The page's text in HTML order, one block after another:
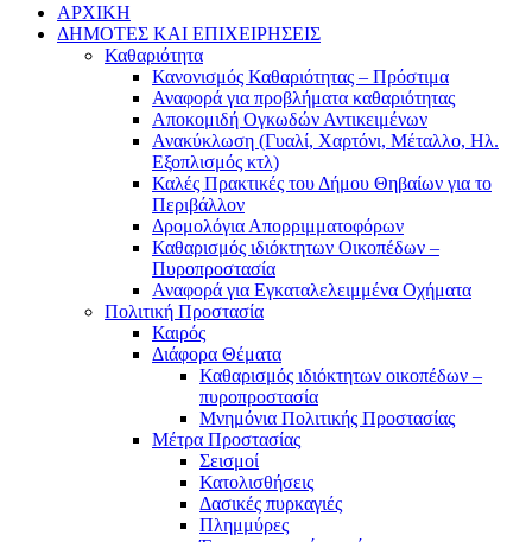
ΑΡΧΙΚΗ
ΔΗΜΟΤΕΣ ΚΑΙ ΕΠΙΧΕΙΡΗΣΕΙΣ
Καθαριότητα
Κανονισμός Καθαριότητας – Πρόστιμα
Αναφορά για προβλήματα καθαριότητας
Αποκομιδή Ογκωδών Αντικειμένων
Ανακύκλωση (Γυαλί, Χαρτόνι, Μέταλλο, Ηλ.
Εξοπλισμός κτλ)
Καλές Πρακτικές του Δήμου Θηβαίων για το
Περιβάλλον
Δρομολόγια Απορριμματοφόρων
Καθαρισμός ιδιόκτητων Οικοπέδων –
Πυροπροστασία
Αναφορά για Εγκαταλελειμμένα Οχήματα
Πολιτική Προστασία
Καιρός
Διάφορα Θέματα
Καθαρισμός ιδιόκτητων οικοπέδων –
πυροπροστασία
Μνημόνια Πολιτικής Προστασίας
Μέτρα Προστασίας
Σεισμοί
Κατολισθήσεις
Δασικές πυρκαγιές
Πλημμύρες